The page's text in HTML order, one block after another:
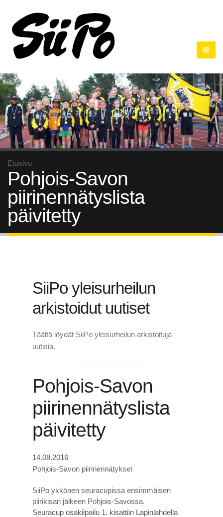
Etusivu
Pohjois-Savon
piirinennätyslista
päivitetty
SiiPo yleisurheilun
arkistoidut uutiset
Täältä löydät SiiPo yleisurheilun arkistoituja
uutisia.
Pohjois-Savon
piirinennätyslista
päivitetty
14.08.2016
Pohjois-Savon piirinennätykset
SiiPo ykkönen seuracupissa ensimmäisen
piirikisan jälkeen Pohjois-Savossa.
Seuracup osakilpailu 1. kisattiin Lapinlahdella